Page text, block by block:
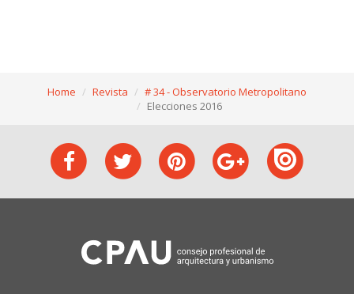
Home Revista
# 34 - Observatorio Metropolitano
Elecciones 2016